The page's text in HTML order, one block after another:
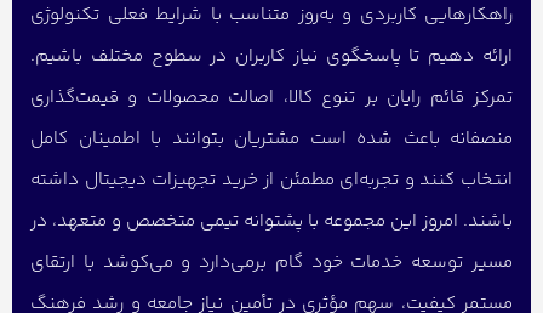
راهکارهایی کاربردی و به‌روز متناسب با شرایط فعلی تکنولوژی
ارائه دهیم تا پاسخگوی نیاز کاربران در سطوح مختلف باشیم.
تمرکز قائم رایان بر تنوع کالا، اصالت محصولات و قیمت‌گذاری
منصفانه باعث شده است مشتریان بتوانند با اطمینان کامل
انتخاب کنند و تجربه‌ای مطمئن از خرید تجهیزات دیجیتال داشته
باشند. امروز این مجموعه با پشتوانه تیمی متخصص و متعهد، در
مسیر توسعه خدمات خود گام برمی‌دارد و می‌کوشد با ارتقای
مستمر کیفیت، سهم مؤثری در تأمین نیاز جامعه و رشد فرهنگ